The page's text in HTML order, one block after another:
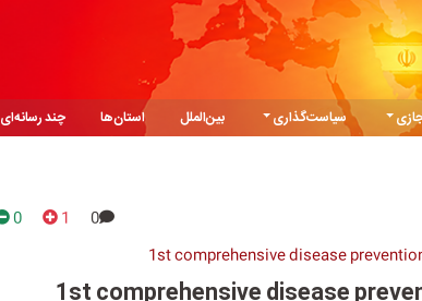
سیاست‌گذاری بین‌الملل استان‌ها
چند رسانه‌ای
0
1
0
1st comprehensive disease
1st comprehensive disease